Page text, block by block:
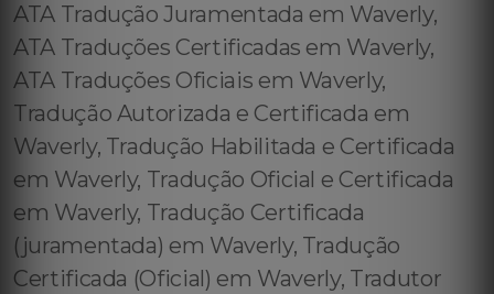
ATA Tradução Juramentada em Waverly,
ATA Traduções Certificadas em Waverly,
ATA Traduções Oficiais em Waverly,
Tradução Autorizada e Certificada em
Waverly, Tradução Habilitada e Certificada
em Waverly, Tradução Oficial e Certificada
em Waverly, Tradução Certificada
(juramentada) em Waverly, Tradução
Certificada (Oficial) em Waverly, Tradutor